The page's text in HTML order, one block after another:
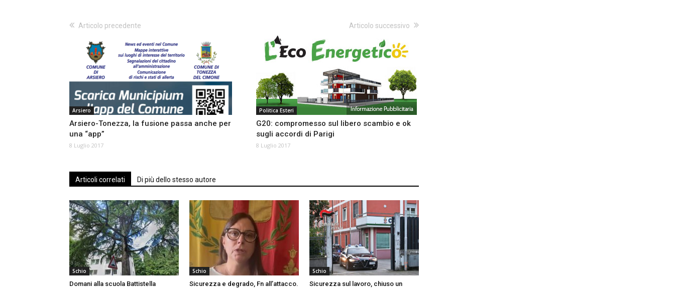
Articolo precedente
Arsiero
Arsiero-Tonezza, la fusione passa anche per
una “app”
8 Luglio 2017
Articolo successivo
Politica Esteri
G20: compromesso sul libero scambio e ok
sugli accordi di Parigi
8 Luglio 2017
Articoli correlati Di più dello stesso autore
Schio
Domani alla scuola Battistella
Schio
Sicurezza e degrado, Fn all’attacco.
Schio
Sicurezza sul lavoro, chiuso un